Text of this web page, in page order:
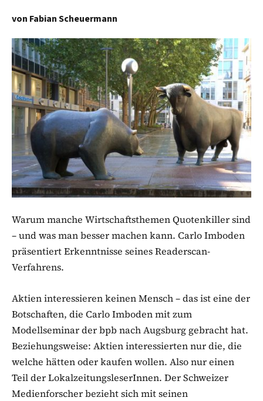
von Fabian Scheuermann
Warum manche Wirtschaftsthemen Quotenkiller sind
– und was man besser machen kann. Carlo Imboden
präsentiert Erkenntnisse seines Readerscan-
Verfahrens.
Aktien interessieren keinen Mensch – das ist eine der
Botschaften, die Carlo Imboden mit zum
Modellseminar der bpb nach Augsburg gebracht hat.
Beziehungsweise: Aktien interessierten nur die, die
welche hätten oder kaufen wollen. Also nur einen
Teil der LokalzeitungsleserInnen. Der Schweizer
Medienforscher bezieht sich mit seinen